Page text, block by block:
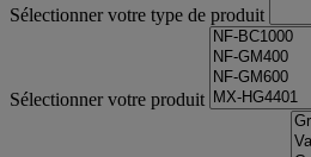
Sélectionner votre type de produit
Sélectionner votre produit